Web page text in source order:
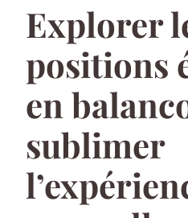
Explorer
positions
en
sublimer